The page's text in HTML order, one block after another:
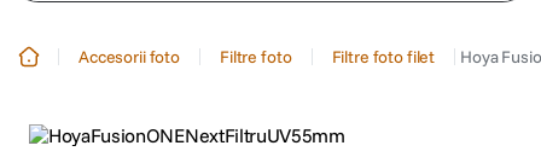
Accesorii foto Filtre foto Filtre foto filet Hoya